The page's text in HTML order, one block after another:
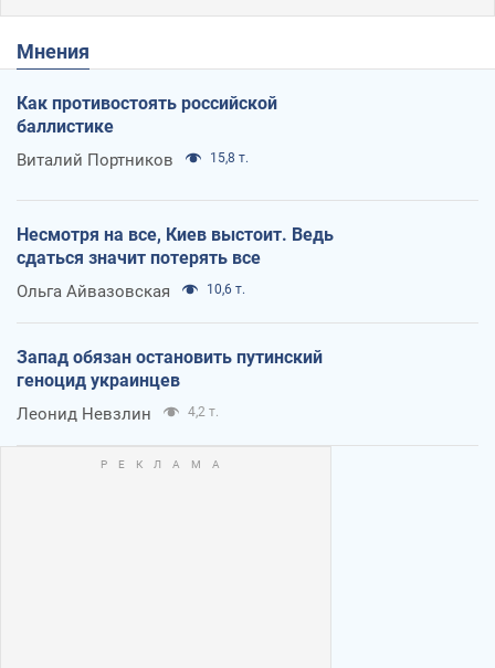
Мнения
Как противостоять российской
баллистике
Виталий Портников 15,8 т.
Несмотря на все, Киев выстоит. Ведь
сдаться значит потерять все
Ольга Айвазовская 10,6 т.
Запад обязан остановить путинский
геноцид украинцев
Леонид Невзлин 4,2 т.